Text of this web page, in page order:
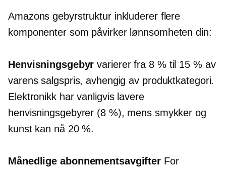
Amazons gebyrstruktur inkluderer flere
komponenter som påvirker lønnsomheten din:
Henvisningsgebyr varierer fra 8 % til 15 % av
varens salgspris, avhengig av produktkategori.
Elektronikk har vanligvis lavere
henvisningsgebyrer (8 %), mens smykker og
kunst kan nå 20 %.
Månedlige abonnementsavgifter For